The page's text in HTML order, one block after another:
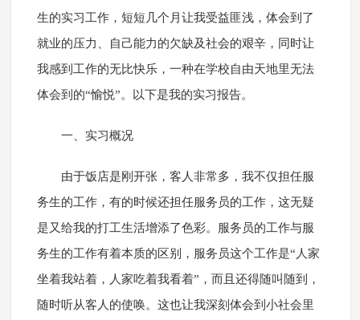
生的实习工作，短短几个月让我受益匪浅，体会到了
就业的压力、自己能力的欠缺及社会的艰辛，同时让
我感到工作的无比快乐，一种在学校自由天地里无法
体会到的“愉悦”。以下是我的实习报告。
一、实习概况
由于饭店是刚开张，客人非常多，我不仅担任服
务生的工作，有的时候还担任服务员的工作，这无疑
是又给我的打工生活增添了色彩。服务员的工作与服
务生的工作有着本质的区别，服务员这个工作是“人家
坐着我站着，人家吃着我看着”，而且还得随叫随到，
随时听从客人的使唤。这也让我深刻体会到小社会里